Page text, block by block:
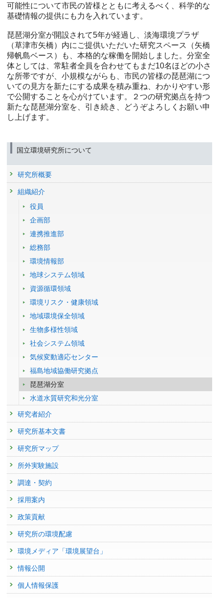
可能性について市民の皆様とともに考えるべく、科学的な
基礎情報の提供にも力を入れています。
琵琶湖分室が開設されて5年が経過し、淡海環境プラザ
（草津市矢橋）内にご提供いただいた研究スペース（矢橋
帰帆島ベース）も、本格的な稼働を開始しました。分室全
体としては、常駐者全員を合わせてもまだ10名ほどの小さ
な所帯ですが、小規模ながらも、市民の皆様の琵琶湖につ
いての見方を新たにする成果を積み重ね、わかりやすい形
で公開することを心がけています。２つの研究拠点を持つ
新たな琵琶湖分室を、引き続き、どうぞよろしくお願い申
し上げます。
国立環境研究所について
研究所概要
組織紹介
役員
企画部
連携推進部
総務部
環境情報部
地球システム領域
資源循環領域
環境リスク・健康領域
地域環境保全領域
生物多様性領域
社会システム領域
気候変動適応センター
福島地域協働研究拠点
琵琶湖分室
水道水質研究和光分室
研究者紹介
研究所基本文書
研究所マップ
所外実験施設
調達・契約
採用案内
政策貢献
研究所の環境配慮
環境メディア「環境展望台」
情報公開
個人情報保護